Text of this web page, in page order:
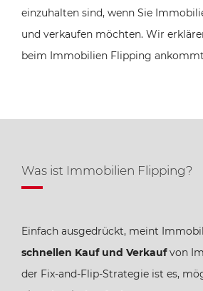
einzuhalten sind, wenn Sie
und verkaufen möchten. Wir
beim Immobilien Flipping
Was ist Immobilien Flipping?
Einfach ausgedrückt, meint
schnellen Kauf und Verkaufvon
der Fix-and-Flip-Strategie ist es,